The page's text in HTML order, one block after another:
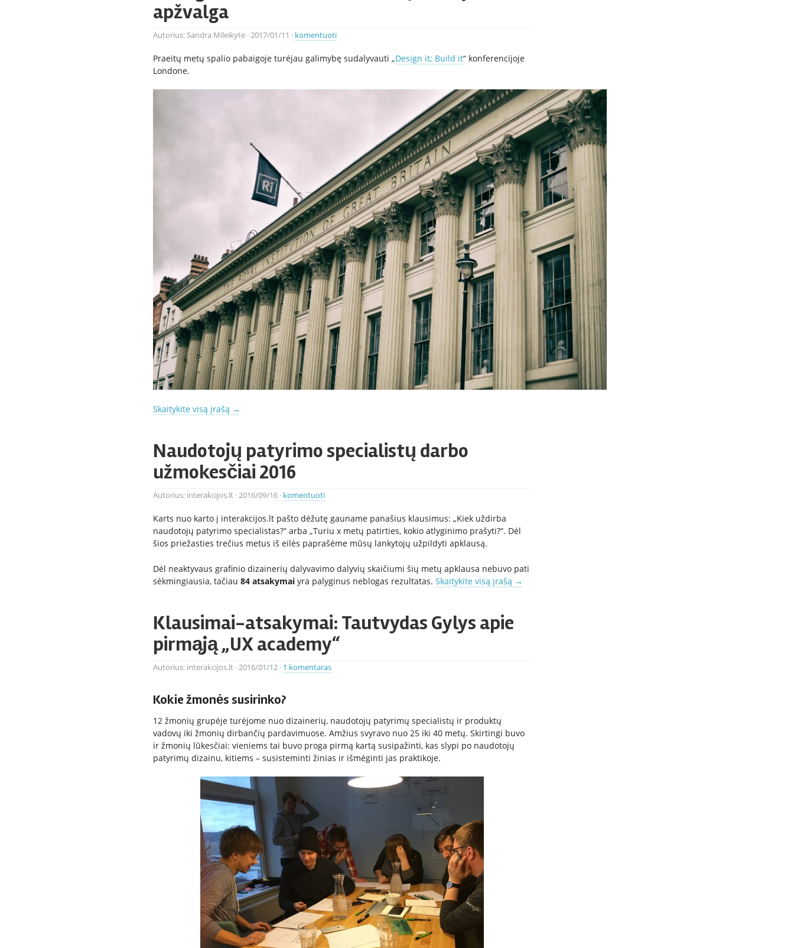
apžvalga
Autorius: Sandra Mileikytė ·2017/01/11 · komentuoti
Praeitų metų spalio pabaigoje turėjau galimybę sudalyvauti „Design it; Build it“ konferencijoje
Londone.
Skaitykite visą įrašą →
Naudotojų patyrimo specialistų darbo
užmokesčiai 2016
Autorius: interakcijos.lt ·2016/09/16 · komentuoti
Karts nuo karto į interakcijos.lt pašto dėžutę gauname panašius klausimus: „Kiek uždirba
naudotojų patyrimo specialistas?“ arba „Turiu x metų patirties, kokio atlyginimo prašyti?“. Dėl
šios priežasties trečius metus iš eilės paprašėme mūsų lankytojų užpildyti apklausą.
Dėl neaktyvaus grafinio dizainerių dalyvavimo dalyvių skaičiumi šių metų apklausa nebuvo pati
sėkmingiausia, tačiau84 atsakymai yra palyginus neblogas rezultatas.Skaitykite visą įrašą →
Klausimai-atsakymai: Tautvydas Gylys apie
pirmąją „UX academy“
Autorius: interakcijos.lt ·2016/01/12 · 1 komentaras
Kokie žmonės susirinko?
12 žmonių grupėje turėjome nuo dizainerių, naudotojų patyrimų specialistų ir produktų
vadovų iki žmonių dirbančių pardavimuose. Amžius svyravo nuo 25 iki 40 metų. Skirtingi buvo
ir žmonių lūkesčiai: vieniems tai buvo proga pirmą kartą susipažinti, kas slypi po naudotojų
patyrimų dizainu, kitiems – susisteminti žinias ir išmėginti jas praktikoje.